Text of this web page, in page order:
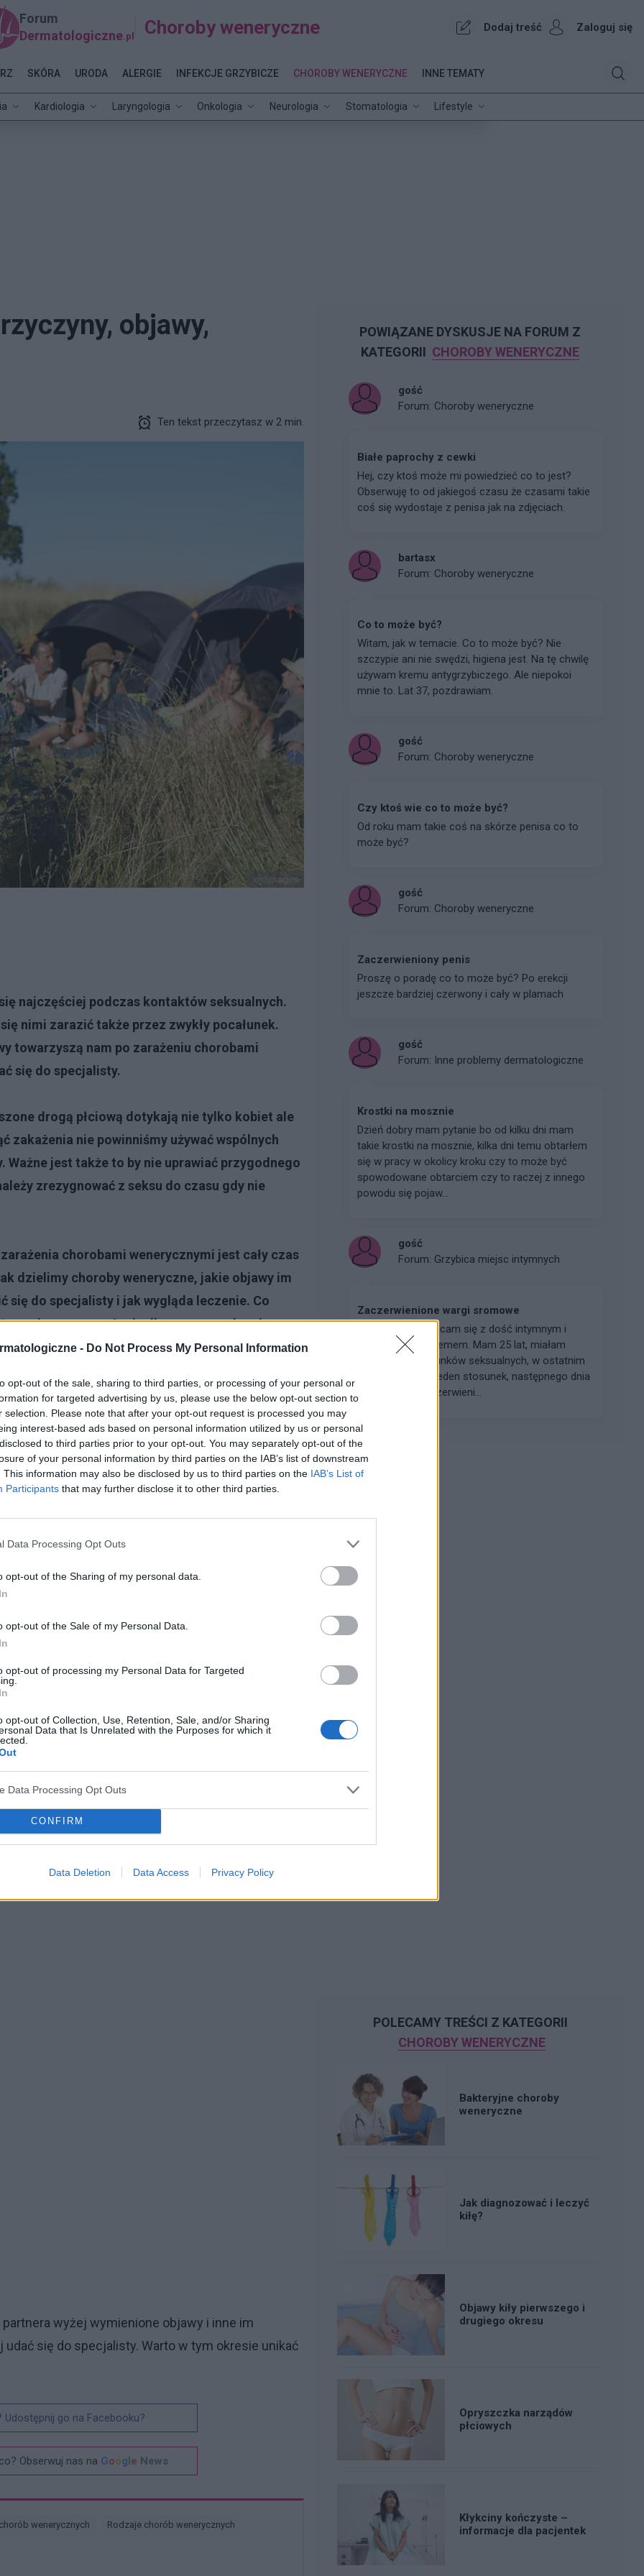
- Do Not Process My Personal Information
opt-out of the sale, sharing to third parties, or processing of your personal or
for targeted advertising by us, please use the below opt-out section to
selection. Please note that after your opt-out request is processed you may
interest-based ads based on personal information utilized by us or personal
to third parties prior to your opt-out. You may separately opt-out of the
of your personal information by third parties on the IAB’s list of downstream
This information may also be disclosed by us to third parties on the IAB’s List of
Participants that may further disclose it to other third parties.
Data Processing Opt Outs
opt-out of the Sharing of my personal data.
opt-out of the Sale of my Personal Data.
opt-out of processing my Personal Data for Targeted
opt-out of Collection, Use, Retention, Sale, and/or Sharing
Data that Is Unrelated with the Purposes for which it
Data Processing Opt Outs
CONFIRM
Data Deletion Data Access Privacy Policy
Forum
Dermatologiczne .pl Choroby weneryczne Dodaj treść Zaloguj się
Kardiologia Laryngologia Onkologia Neurologia Stomatologia Lifestyle
SKÓRA URODA ALERGIE INFEKCJE GRZYBICZE CHOROBY WENERYCZNE INNE TEMATY
objawy,
Ten tekst przeczytasz w 2 min.
ojoimages
najczęściej podczas kontaktów seksualnych.
nimi zarazić także przez zwykły pocałunek.
towarzyszą nam po zarażeniu chorobami
się do specjalisty.
drogą płciową dotykają nie tylko kobiet ale
zakażenia nie powinniśmy używać wspólnych
Ważne jest także to by nie uprawiać przygodnego
zrezygnować z seksu do czasu gdy nie
chorobami wenerycznymi jest cały czas
dzielimy choroby weneryczne, jakie objawy im
się do specjalisty i jak wygląda leczenie. Co
one zagrożenie dla naszego zdrowi a
o regularnych wizytach u lekarzy- ginekologa
różne objawy, które powinniśmy skonsultować z
przypadku mężczyzn.
moczu,
wyżej wymienione objawy i inne im
się do specjalisty. Warto w tym okresie unikać
Udostępnij go na Facebooku?
Obserwuj nas na Google News
chorób wenerycznych Rodzaje chorób wenerycznych
POWIĄZANE DYSKUSJE NA FORUM Z
KATEGORII CHOROBY WENERYCZNE
gość
Forum: Choroby weneryczne
Białe paprochy z cewki
Hej, czy ktoś może mi powiedzieć co to jest?
Obserwuję to od jakiegoś czasu że czasami takie
coś się wydostaje z penisa jak na zdjęciach.
bartasx
Forum: Choroby weneryczne
Co to może być?
Witam, jak w temacie. Co to może być? Nie
szczypie ani nie swędzi, higiena jest. Na tę chwilę
używam kremu antygrzybiczego. Ale niepokoi
mnie to. Lat 37, pozdrawiam.
gość
Forum: Choroby weneryczne
Czy ktoś wie co to może być?
Od roku mam takie coś na skórze penisa co to
może być?
gość
Forum: Choroby weneryczne
Zaczerwieniony penis
Proszę o poradę co to może być? Po erekcji
jeszcze bardziej czerwony i cały w plamach
gość
Forum: Inne problemy dermatologiczne
Krostki na mosznie
Dzień dobry mam pytanie bo od kilku dni mam
takie krostki na mosznie, kilka dni temu obtarłem
się w pracy w okolicy kroku czy to może być
spowodowane obtarciem czy to raczej z innego
powodu się pojaw...
gość
Forum: Grzybica miejsc intymnych
Zaczerwienione wargi sromowe
Dzień dobry, zwracam się z dość intymnym i
krępującym problemem. Mam 25 lat, miałam
przerwę od stosunków seksualnych, w ostatnim
czasie odbyłam jeden stosunek, następnego dnia
zauważyłam zaczerwieni...
POLECAMY TREŚCI Z KATEGORII
CHOROBY WENERYCZNE
Bakteryjne choroby
weneryczne
Jak diagnozować i leczyć
kiłę?
Objawy kiły pierwszego i
drugiego okresu
Opryszczka narządów
płciowych
Kłykciny kończyste –
informacje dla pacjentek